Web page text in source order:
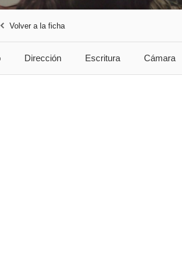
Volver a la ficha
Dirección Escritura Cámara